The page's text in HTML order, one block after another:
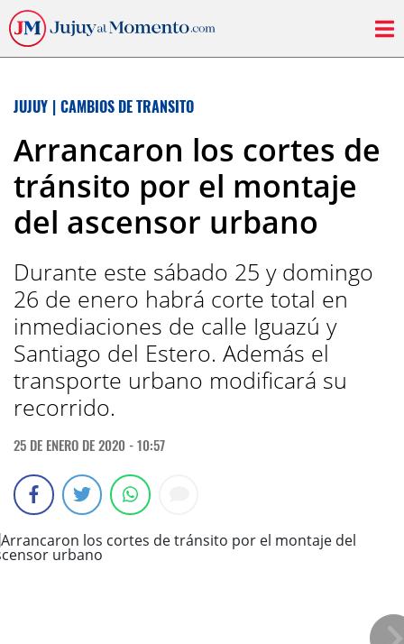
JUJUY | CAMBIOS DE TRANSITO
Arrancaron los cortes de
tránsito por el montaje
del ascensor urbano
Durante este sábado 25 y domingo
26 de enero habrá corte total en
inmediaciones de calle Iguazú y
Santiago del Estero. Además el
transporte urbano modificará su
recorrido.
25 DE ENERO DE 2020 - 10:57